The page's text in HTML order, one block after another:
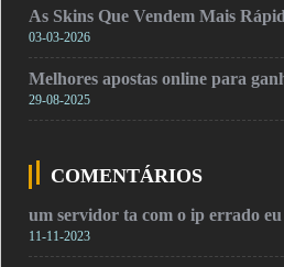
As Skins Que Vendem Mais
03-03-2026
Melhores apostas online para
29-08-2025
COMENTÁRIOS
um servidor ta com o ip errado
11-11-2023